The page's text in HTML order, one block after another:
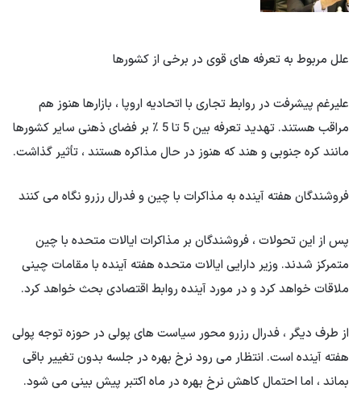
علل مربوط به تعرفه های قوی در برخی از کشورها
علیرغم پیشرفت در روابط تجاری با اتحادیه اروپا ، بازارها هنوز هم
مراقب هستند. تهدید تعرفه بین 5 تا 5 ٪ بر فضای ذهنی سایر کشورها
مانند کره جنوبی و هند که هنوز در حال مذاکره هستند ، تأثیر گذاشت.
فروشندگان هفته آینده به مذاکرات با چین و فدرال رزرو نگاه می کنند
پس از این تحولات ، فروشندگان بر مذاکرات ایالات متحده با چین
متمرکز شدند. وزیر دارایی ایالات متحده هفته آینده با مقامات چینی
ملاقات خواهد کرد و در مورد آینده روابط اقتصادی بحث خواهد کرد.
از طرف دیگر ، فدرال رزرو محور سیاست های پولی در حوزه توجه پولی
هفته آینده است. انتظار می رود نرخ بهره در جلسه بدون تغییر باقی
بماند ، اما احتمال کاهش نرخ بهره در ماه اکتبر پیش بینی می شود.